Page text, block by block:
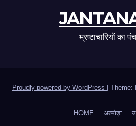
भ्रष्टाचारियों का
Proudly powered by WordPress Theme:
HOME अल्मोड़ा